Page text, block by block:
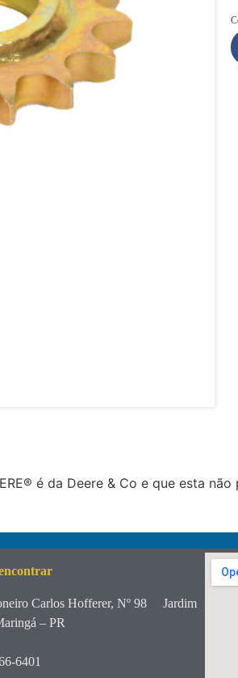
é da Deere & Co e que esta
Carlos Hofferer, Nº 98
Jardim
– PR
6401